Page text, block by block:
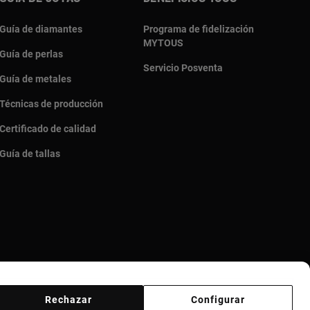
Guía de diamantes
Guía de perlas
Guía de metales
Técnicas de producción
Certificado de calidad
Guía de tallas
Programa de fidelización
MYTOUS
Servicio Posventa
Configurar
Rechazar